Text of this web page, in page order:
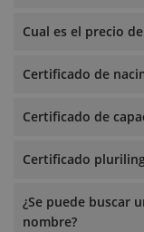
Cual es el precio
Certificado de
Certificado de
Certificado
¿Se puede buscar
nombre?